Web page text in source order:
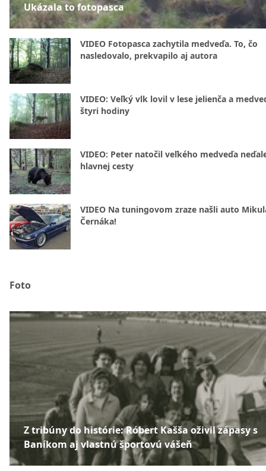
Ukázala to fotopasca
VIDEO Fotopasca zachytila medveďa. To, čo
nasledovalo, prekvapilo aj autora
VIDEO: Veľký vlk lovil v lese jelienča a
štyri hodiny
VIDEO: Peter natočil veľkého medveďa
hlavnej cesty
VIDEO Na tuningovom zraze našli auto
Černáka!
Foto
Z tribúny do histórie: Róbert Kašša oživil zápasy s
Baníkom aj vlastnú športovú vášeň